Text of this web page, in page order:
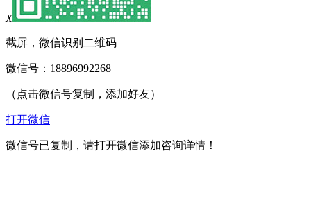
X
截屏，微信识别二维码
微信号： 18896992268
（点击微信号复制，添加好友）
打开微信
微信号已复制，请打开微信添加咨询详情！